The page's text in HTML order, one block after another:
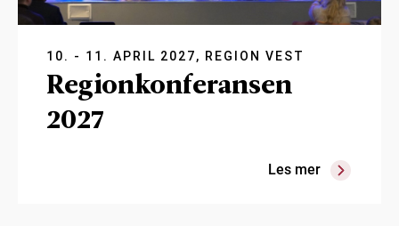
10. - 11. APRIL 2027, REGION VEST
Regionkonferansen
2027
Les mer